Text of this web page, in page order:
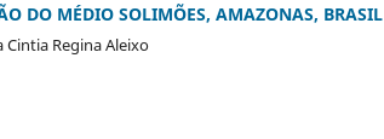
DO MÉDIO SOLIMÕES, AMAZONAS, BRASIL
Cintia Regina Aleixo